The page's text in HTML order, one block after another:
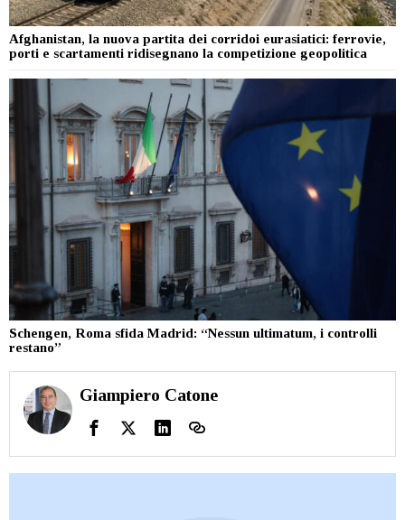
Afghanistan, la nuova partita dei corridoi eurasiatici: ferrovie,
porti e scartamenti ridisegnano la competizione geopolitica
Schengen, Roma sfida Madrid: “Nessun ultimatum, i controlli
restano”
Giampiero Catone